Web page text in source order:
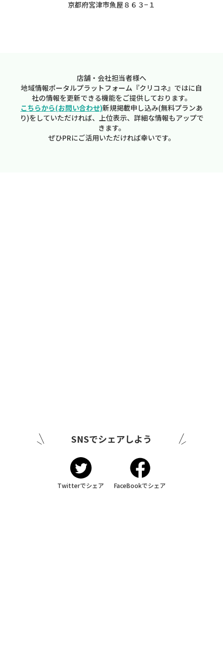
京都府宮津市魚屋８６３−１
店舗・会社担当者様へ
地域情報ポータルプラットフォーム『クリコネ』ではに自
社の情報を更新できる機能をご提供しております。
こちらから(お問い合わせ)新規掲載申し込み(無料プランあ
り)をしていただければ、上位表示、詳細な情報もアップで
きます。
ぜひPRにご活用いただければ幸いです。
SNSでシェアしよう
Twitterでシェア FaceBookでシェア